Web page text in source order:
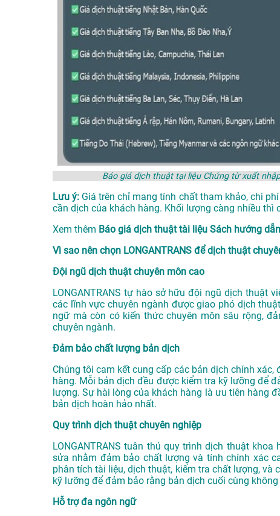
Báo giá dịch thuật tại liệu Chứng từ xuất
Lưu ý: Giá trên chỉ mang tính chất tham khảo, chi
cần dịch của khách hàng. Khối lượng càng nhiều thì
Xem thêm Báo giá dịch thuật tài liệu Sách hướng
Vì sao nên chọn LONGANTRANS để dịch thuật
Đội ngũ dịch thuật chuyên môn cao
LONGANTRANS tự hào sở hữu đội ngũ dịch thuật
các lĩnh vực chuyên ngành được giao phó dịch
ngữ mà còn có kiến thức chuyên môn sâu rộng,
chuyên ngành.
Đảm bảo chất lượng bản dịch
Chúng tôi cam kết cung cấp các bản dịch chính
hàng. Mỗi bản dịch đều được kiểm tra kỹ lưỡng để
lượng. Sự hài lòng của khách hàng là ưu tiên hàng
bản dịch hoàn hảo nhất.
Quy trình dịch thuật chuyên nghiệp
LONGANTRANS tuân thủ quy trình dịch thuật
sửa nhằm đảm bảo chất lượng và tính chính xác
phân tích tài liệu, dịch thuật, kiểm tra chất lượng,
kỹ lưỡng để đảm bảo rằng bản dịch cuối cùng
Hỗ trợ đa ngôn ngữ